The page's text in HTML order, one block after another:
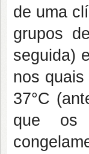
de uma
grupos
seguida)
nos
37°C
que os